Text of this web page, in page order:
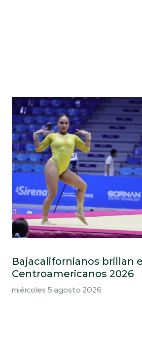
Bajacalifornianos brillan
Centroamericanos 2026
miércoles 5 agosto 2026